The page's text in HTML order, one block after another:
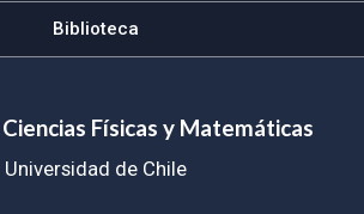
Biblioteca
Físicas y Matemáticas
Universidad de Chile